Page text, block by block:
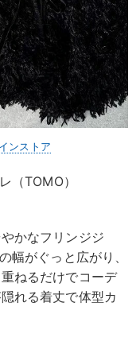
ンストア
（TOMO）
かなフリンジジ
幅がぐっと広がり、
ねるだけでコーデ
れる着丈で体型カ